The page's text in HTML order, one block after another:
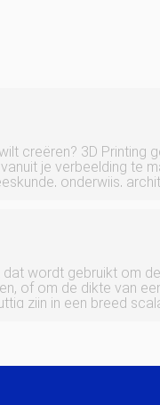
creëren? 3D Printing
je verbeelding te
onderwijs,
wordt gebruikt om de
of om de dikte van
zijn in een breed